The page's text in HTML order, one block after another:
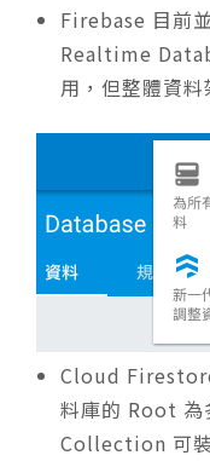
Firebase 目前
Realtime
用，但整體資
Cloud
料庫的 Root
Collection 可